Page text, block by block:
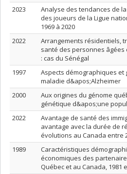
2023
Analyse des tendances de
des joueurs de la Ligue
1969 à 2020
2022
Arrangements résidentiels,
santé des personnes
: cas du Sénégal
1997
Aspects démographiques et
maladie d&apos;Alzheimer
2000
Aux origines du génome
génétique d&apos;une
2022
Avantage de santé des
avantage avec la durée de
évolutions au Canada entre
1989
Caractéristiques
économiques des
Québec et au Canada, 1981